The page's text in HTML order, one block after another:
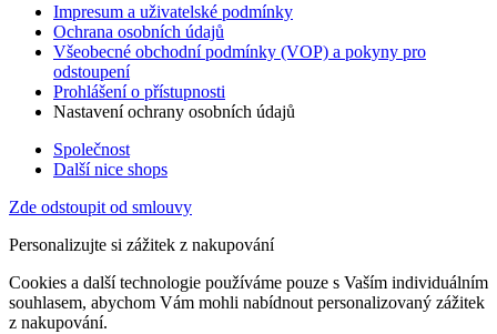
Impresum a uživatelské podmínky
Ochrana osobních údajů
Všeobecné obchodní podmínky (VOP) a pokyny pro
odstoupení
Prohlášení o přístupnosti
Nastavení ochrany osobních údajů
Společnost
Další nice shops
Zde odstoupit od smlouvy
Personalizujte si zážitek z nakupování
Cookies a další technologie používáme pouze s Vaším individuálním
souhlasem, abychom Vám mohli nabídnout personalizovaný zážitek
z nakupování.